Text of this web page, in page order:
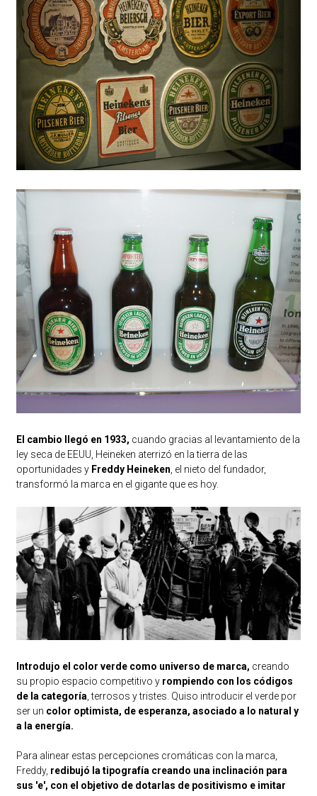
El cambio llegó en 1933, cuando gracias al levantamiento de la
ley seca de EEUU, Heineken aterrizó en la tierra de las
oportunidades yFreddy Heineken, el nieto del fundador,
transformó la marca en el gigante que es hoy.
Introdujo el color verde como universo de marca, creando
su propio espacio competitivo y rompiendo con los códigos
de la categoría , terrosos y tristes. Quiso introducir el verde por
ser un color optimista, de esperanza, asociado a lo natural y
a la energía.
Para alinear estas percepciones cromáticas con la marca,
Freddy, redibujó la tipografía creando una inclinación para
sus 'e', con el objetivo de dotarlas de positivismo e imitar